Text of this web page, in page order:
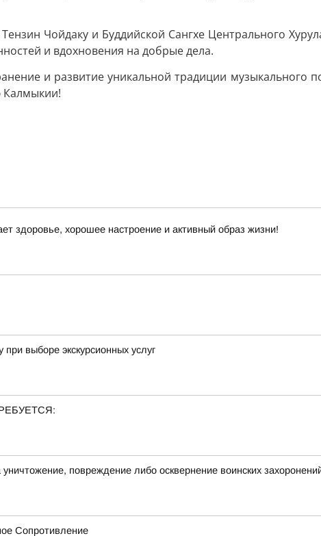
Чойдаку и Буддийской Сангхе Центрального
и вдохновения на добрые дела.
и развитие уникальной традиции музыкального
Калмыкии!
здоровье, хорошее настроение и активный образ жизни!
выборе экскурсионных услуг
повреждение либо осквернение воинских
Сопротивление